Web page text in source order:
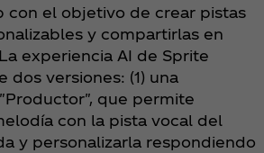
con el objetivo de crear pistas
y compartirlas en
experiencia AI de Sprite
dos versiones: (1) una
que permite
con la pista vocal del
y personalizarla respondiendo